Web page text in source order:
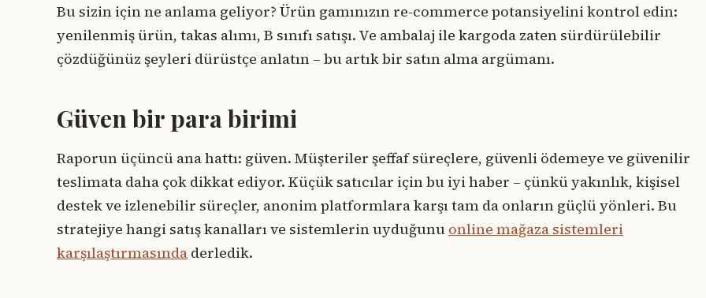
Bu sizin için ne anlama geliyor? Ürün gamınızın re-commerce potansiyelini kontrol edin:
yenilenmiş ürün, takas alımı, B sınıfı satışı. Ve ambalaj ile kargoda zaten sürdürülebilir
çözdüğünüz şeyleri dürüstçe anlatın – bu artık bir satın alma argümanı.
Güven bir para birimi
Raporun üçüncü ana hattı: güven. Müşteriler şeffaf süreçlere, güvenli ödemeye ve güvenilir
teslimata daha çok dikkat ediyor. Küçük satıcılar için bu iyi haber – çünkü yakınlık, kişisel
destek ve izlenebilir süreçler, anonim platformlara karşı tam da onların güçlü yönleri. Bu
stratejiye hangi satış kanalları ve sistemlerin uyduğunu online mağaza sistemleri
karşılaştırmasında derledik.